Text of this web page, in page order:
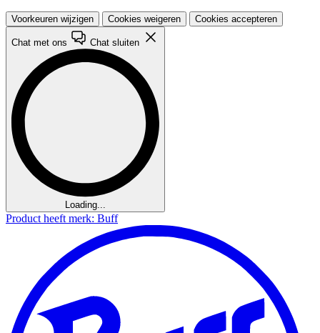
Voorkeuren wijzigen Cookies weigeren Cookies accepteren
Chat met ons Chat sluiten
Loading...
Product heeft merk: Buff